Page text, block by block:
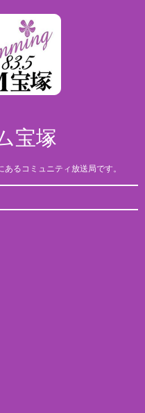
宝塚
るコミュニティ放送局です。